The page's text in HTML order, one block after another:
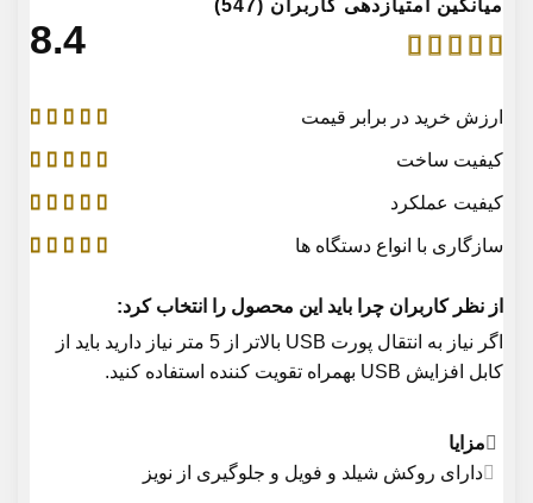
میانگین امتیازدهی کاربران (547)
4.8
ارزش خرید در برابر قیمت
کیفیت ساخت
کیفیت عملکرد
سازگاری با انواع دستگاه ها
از نظر کاربران چرا باید این محصول را انتخاب کرد:
اگر نیاز به انتقال پورت USB بالاتر از 5 متر نیاز دارید باید از
کابل افزایش USB بهمراه تقویت کننده استفاده کنید.
مزایا
دارای روکش شیلد و فویل و جلوگیری از نویز